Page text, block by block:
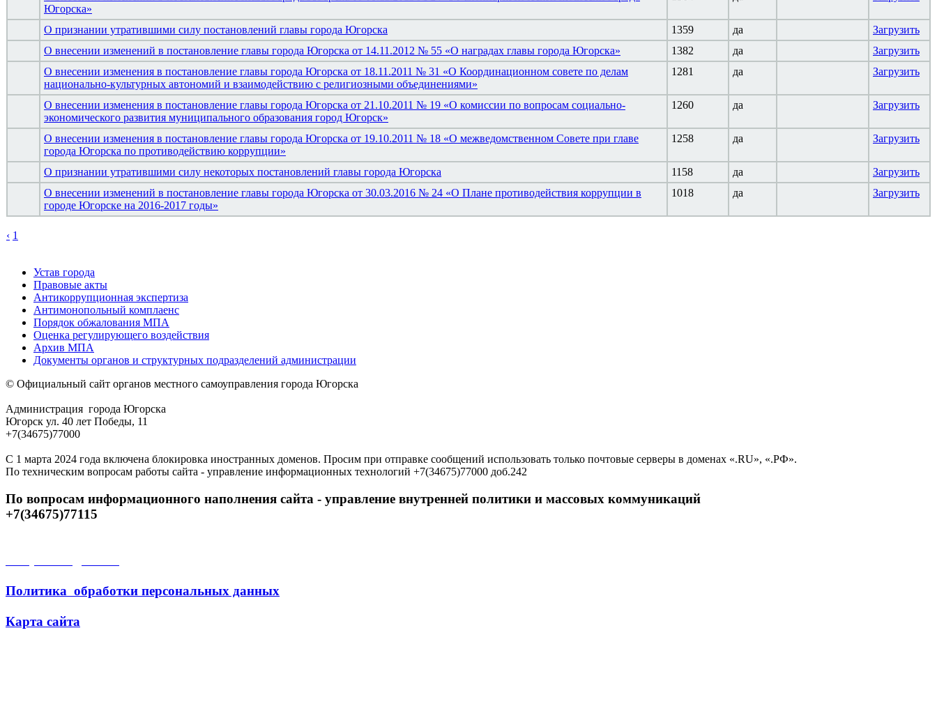
Югорска»
О признании утратившими силу постановлений главы города Югорска 1359 да
Загрузить
О внесении изменений в постановление главы города Югорска от 14.11.2012 № 55 «О наградах главы города Югорска»
1382 да
Загрузить
О внесении изменения в постановление главы города Югорска от 18.11.2011 № 31 «О Координационном совете по делам
национально-культурных автономий и взаимодействию с религиозными объединениями»
1281 да Загрузить
О внесении изменения в постановление главы города Югорска от 21.10.2011 № 19 «О комиссии по вопросам социально-
экономического развития муниципального образования город Югорск»
1260 да Загрузить
О внесении изменения в постановление главы города Югорска от 19.10.2011 № 18 «О межведомственном Совете при главе
города Югорска по противодействию коррупции»
1258 да Загрузить
О признании утратившими силу некоторых постановлений главы города Югорска 1158 да
Загрузить
О внесении изменений в постановление главы города Югорска от 30.03.2016 № 24 «О Плане противодействия коррупции в
городе Югорске на 2016-2017 годы»
1018 да Загрузить
‹ 1
Устав города
Правовые акты
Антикоррупционная экспертиза
Антимонопольный комплаенс
Порядок обжалования МПА
Оценка регулирующего воздействия
Архив МПА
Документы органов и структурных подразделений администрации
© Официальный сайт органов местного самоуправления города Югорска
Администрация города Югорска
Югорск ул. 40 лет Победы, 11
+7(34675)77000
С 1 марта 2024 года включена блокировка иностранных доменов. Просим при отправке сообщений использовать только почтовые серверы в доменах «.RU», «.РФ».
По техническим вопросам работы сайта - управление информационных технологий +7(34675)77000 доб.242
По вопросам информационного наполнения сайта - управление внутренней политики и массовых коммуникаций
+7(34675)77115
Политика обработки персональных данных
Карта сайта